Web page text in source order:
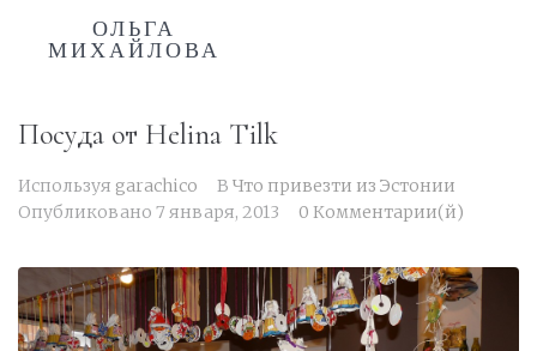
ОЛЬГА
МИХАЙЛОВА
Посуда от Helina Tilk
Используя garachico В Что привезти из Эстонии
Опубликовано 7 января, 2013 0 Комментарии(й)